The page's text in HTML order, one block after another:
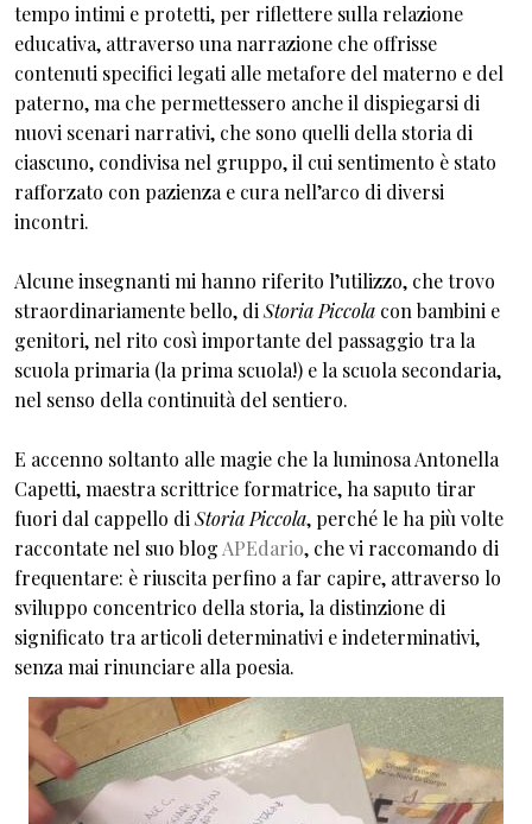
tempo intimi e protetti, per riflettere sulla relazione
educativa, attraverso una narrazione che offrisse
contenuti specifici legati alle metafore del materno e del
paterno, ma che permettessero anche il dispiegarsi di
nuovi scenari narrativi, che sono quelli della storia di
ciascuno, condivisa nel gruppo, il cui sentimento è stato
rafforzato con pazienza e cura nell’arco di diversi
incontri.
Alcune insegnanti mi hanno riferito l’utilizzo, che trovo
straordinariamente bello, di Storia Piccola con bambini e
genitori, nel rito così importante del passaggio tra la
scuola primaria (la prima scuola!) e la scuola secondaria,
nel senso della continuità del sentiero.
E accenno soltanto alle magie che la luminosa Antonella
Capetti, maestra scrittrice formatrice, ha saputo tirar
fuori dal cappello di Storia Piccola, perché le ha più volte
raccontate nel suo blog APEdario, che vi raccomando di
frequentare: è riuscita perfino a far capire, attraverso lo
sviluppo concentrico della storia, la distinzione di
significato tra articoli determinativi e indeterminativi,
senza mai rinunciare alla poesia.